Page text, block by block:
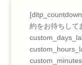
約をお待ちして